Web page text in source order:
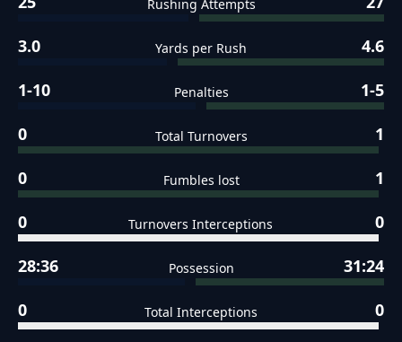
Rushing Attempts
3.0 Yards per Rush 4.6
1-10 Penalties 1-5
0 Total Turnovers 1
0 Fumbles lost 1
0 Turnovers Interceptions 0
28:36 Possession 31:24
0 Total Interceptions 0